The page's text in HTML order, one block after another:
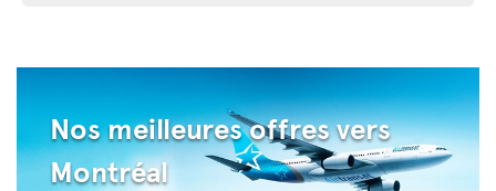
Nos meilleures offres vers
Montréal